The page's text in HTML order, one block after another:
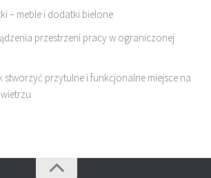
– meble i dodatki bielone
przestrzeni pracy w ograniczonej
stworzyć przytulne i funkcjonalne miejsce na